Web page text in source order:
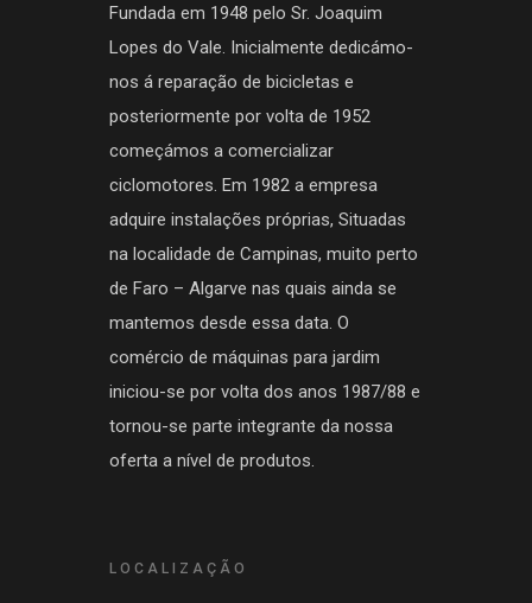
Fundada em 1948 pelo Sr. Joaquim
Lopes do Vale. Inicialmente dedicámo-
nos á reparação de bicicletas e
posteriormente por volta de 1952
começámos a comercializar
ciclomotores. Em 1982 a empresa
adquire instalações próprias, Situadas
na localidade de Campinas, muito perto
de Faro – Algarve nas quais ainda se
mantemos desde essa data. O
comércio de máquinas para jardim
iniciou-se por volta dos anos 1987/88 e
tornou-se parte integrante da nossa
oferta a nível de produtos.
LOCALIZAÇÃO